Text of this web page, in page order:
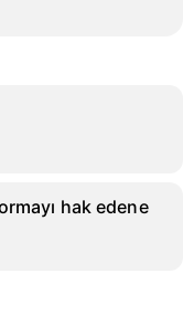
hak edene